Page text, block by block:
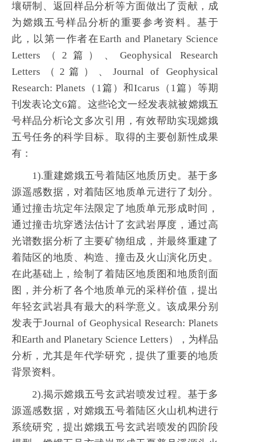
壤研制、返回样品分析等方面做出了贡献，成
为嫦娥五号样品分析的重要参考资料。基于
此，以第一作者在Earth and Planetary Science
Letters（2篇）、Geophysical Research
Letters（2篇）、Journal of Geophysical
Research: Planets（1篇）和Icarus（1篇）等期
刊发表论文6篇。这些论文一经发表就被嫦娥五
号样品分析论文多次引用，有效帮助实现嫦娥
五号任务的科学目标。取得的主要创新性成果
有：
1).重建嫦娥五号着陆区地质历史。基于多
源遥感数据，对着陆区地质单元进行了划分。
通过撞击坑定年法限定了地质单元形成时间，
通过撞击坑穿透法估计了玄武岩厚度，通过高
光谱数据分析了主要矿物组成，并最终重建了
着陆区的地质、构造、撞击及火山演化历史。
在此基础上，绘制了着陆区地质图和地质剖面
图，并分析了各个地质单元的采样价值，提出
年轻玄武岩具有最大的科学意义。该成果分别
发表于Journal of Geophysical Research: Planets
和Earth and Planetary Science Letters），为样品
分析，尤其是年代学研究，提供了重要的地质
背景资料。
2).揭示嫦娥五号玄武岩喷发过程。基于多
源遥感数据，对嫦娥五号着陆区火山机构进行
系统研究，提出嫦娥五号玄武岩喷发的四阶段